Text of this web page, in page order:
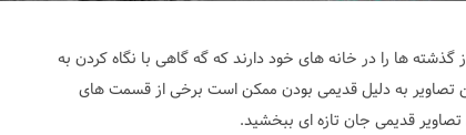
گذشته ها را در خانه های خود دارند که گه گاهی با نگاه کردن به
تصاویر به دلیل قدیمی بودن ممکن است برخی از قسمت های
تصاویر قدیمی جان تازه ای ببخشید.